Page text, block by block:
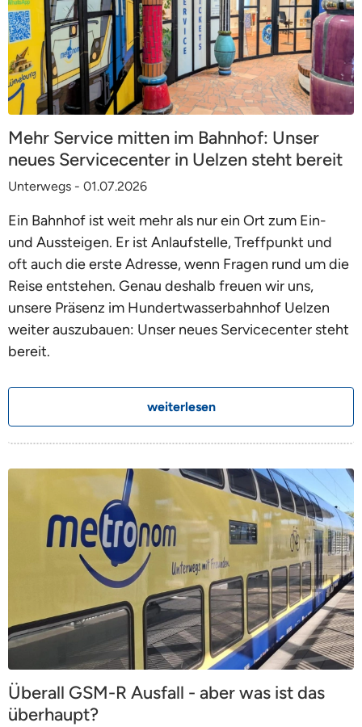
Mehr Service mitten im Bahnhof: Unser
neues Servicecenter in Uelzen steht bereit
Unterwegs - 01.07.2026
Ein Bahnhof ist weit mehr als nur ein Ort zum Ein-
und Aussteigen. Er ist Anlaufstelle, Treffpunkt und
oft auch die erste Adresse, wenn Fragen rund um die
Reise entstehen. Genau deshalb freuen wir uns,
unsere Präsenz im Hundertwasserbahnhof Uelzen
weiter auszubauen: Unser neues Servicecenter steht
bereit.
weiterlesen
Überall GSM-R Ausfall - aber was ist das
überhaupt?